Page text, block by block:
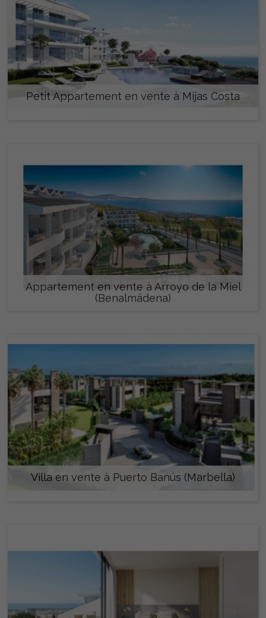
Petit Appartement en vente à Mijas Costa
Appartement en vente à Arroyo de la Miel
(Benalmádena)
Villa en vente à Puerto Banús (Marbella)